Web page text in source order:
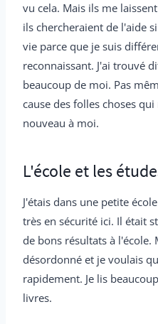
vu cela. Mais ils me
ils chercheraient de l'aide
vie parce que je suis
reconnaissant. J'ai trouvé
beaucoup de moi. Pas
cause des folles choses
nouveau à moi.
L'école et les
J'étais dans une petite
très en sécurité ici. Il était
de bons résultats à l'école.
désordonné et je voulais
rapidement. Je lis
livres.